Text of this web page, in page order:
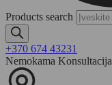
Products search
+370 674 43231
Nemokama Konsultacija